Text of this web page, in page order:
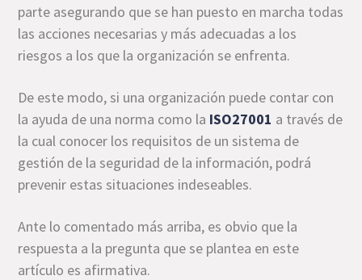
parte asegurando que se han puesto en marcha todas
las acciones necesarias y más adecuadas a los
riesgos a los que la organización se enfrenta.
De este modo, si una organización puede contar con
la ayuda de una norma como la ISO27001 a través de
la cual conocer los requisitos de un sistema de
gestión de la seguridad de la información, podrá
prevenir estas situaciones indeseables.
Ante lo comentado más arriba, es obvio que la
respuesta a la pregunta que se plantea en este
artículo es afirmativa.